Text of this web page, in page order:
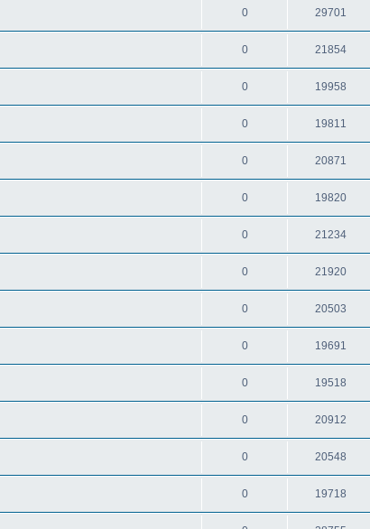
0 29701
0 21854
0 19958
0 19811
0 20871
0 19820
0 21234
0 21920
0 20503
0 19691
0 19518
0 20912
0 20548
0 19718